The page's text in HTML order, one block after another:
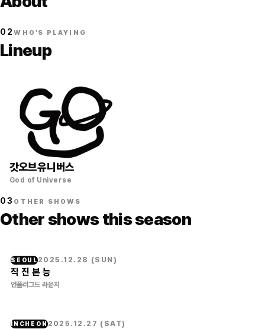
02WHO'S PLAYING
Lineup
갓오브유니버스
God of Universe
03 OTHER SHOWS
Other shows this season
SEOUL2025.12.28 (SUN )
직 진 본 능
언플러그드 라운지
INCHEON2025.12.27 ( SAT)